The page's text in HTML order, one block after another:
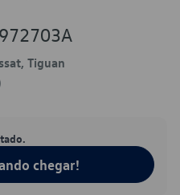
Tiguan
chegar!